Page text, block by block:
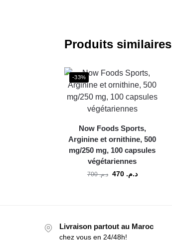
Produits similaires
-33%
Now Foods Sports,
Arginine et ornithine, 500
mg/250 mg, 100 capsules
végétariennes
د.م.700 د.م. 470
Livraison partout au Maroc
chez vous en 24/48h!